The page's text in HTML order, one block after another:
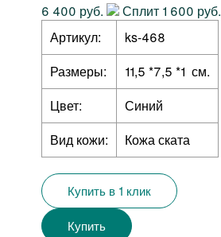
6 400 руб.
Сплит 1 600 руб.
Артикул:
ks-468
Размеры:
11,5 *7,5 *1 см.
Цвет:
Синий
Вид кожи:
Кожа ската
Купить в 1 клик
Купить